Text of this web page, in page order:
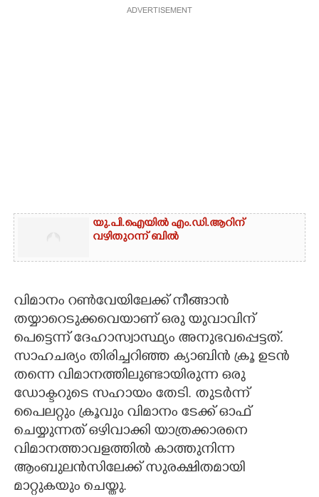
ADVERTISEMENT
യു.പി.ഐയിൽ എം.ഡി.ആറിന്
വഴിതുറന്ന് ബിൽ
വിമാനം റൺവേയിലേക്ക് നീങ്ങാൻ
തയ്യാറെടുക്കവെയാണ് ഒരു യുവാവിന്
പെട്ടെന്ന് ദേഹാസ്വാസ്ഥ്യം അനുഭവപ്പെട്ടത്.
സാഹചര്യം തിരിച്ചറിഞ്ഞ ക്യാബിൻ ക്രൂ ഉടൻ
തന്നെ വിമാനത്തിലുണ്ടായിരുന്ന ഒരു
ഡോക്ടറുടെ സഹായം തേടി. തുടർന്ന്
പൈലറ്റും ക്രൂവും വിമാനം ടേക്ക് ഓഫ്
ചെയ്യുന്നത് ഒഴിവാക്കി യാത്രക്കാരനെ
വിമാനത്താവളത്തിൽ കാത്തുനിന്ന
ആംബുലൻസിലേക്ക് സുരക്ഷിതമായി
മാറ്റുകയും ചെയ്തു.